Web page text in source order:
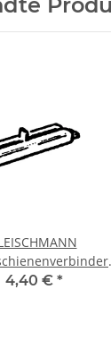
22214 Spur N
4,40 € *